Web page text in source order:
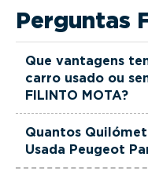
Perguntas
Que vantagens
carro usado ou
FILINTO MOTA?
FILINTO MOTA
Quantos
Usada Peugeot